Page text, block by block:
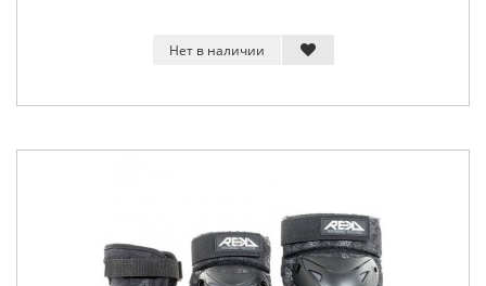
Нет в наличии